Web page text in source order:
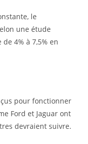
le
une étude
4% à 7,5% en
pour fonctionner
Ford et Jaguar ont
devraient suivre.